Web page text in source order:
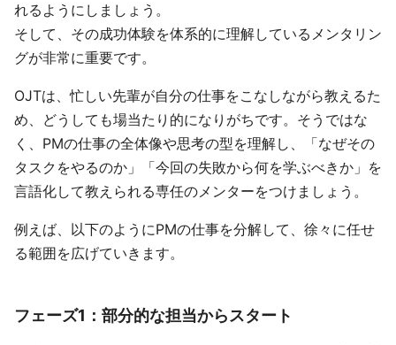
れるようにしましょう。
そして、その成功体験を体系的に理解しているメンタリン
グが非常に重要です。
OJTは、忙しい先輩が自分の仕事をこなしながら教えるた
め、どうしても場当たり的になりがちです。そうではな
く、PMの仕事の全体像や思考の型を理解し、「なぜその
タスクをやるのか」「今回の失敗から何を学ぶべきか」を
言語化して教えられる専任のメンターをつけましょう。
例えば、以下のようにPMの仕事を分解して、徐々に任せ
る範囲を広げていきます。
フェーズ1：部分的な担当からスタート